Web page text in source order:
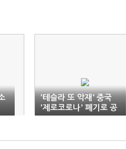
'테슬라 또 악재' 중국
'제로코로나' 폐기로 공
장 운영 중단